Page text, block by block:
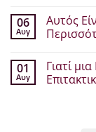
σχόλια
στο
3
να
Απαλλαγείς
από
06
Αυγ
Αυτός
σχόλια
στο
Αυτός
01
Αυγ
Γιατί